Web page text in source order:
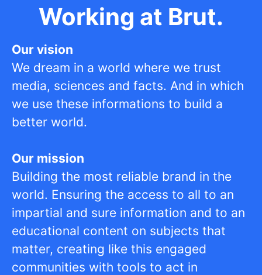
Working at Brut.
Our vision
We dream in a world where we trust
media, sciences and facts. And in which
we use these informations to build a
better world.
Our mission
Building the most reliable brand in the
world. Ensuring the access to all to an
impartial and sure information and to an
educational content on subjects that
matter, creating like this engaged
communities with tools to act in